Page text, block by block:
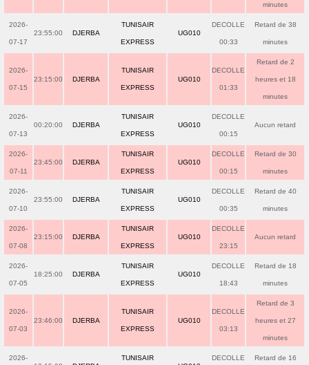
minutes
2026-
07-17
23:55:00 DJERBA
TUNISAIR
EXPRESS
UG010
DECOLLE
00:33
Retard de 38
minutes
2026-
07-15
23:15:00 DJERBA
TUNISAIR
EXPRESS
UG010
DECOLLE
01:33
Retard de 2
heures et 18
minutes
2026-
07-13
00:20:00 DJERBA
TUNISAIR
EXPRESS
UG010
DECOLLE
00:15
Aucun retard
2026-
07-11
23:45:00 DJERBA
TUNISAIR
EXPRESS
UG010
DECOLLE
00:15
Retard de 30
minutes
2026-
07-10
23:55:00 DJERBA
TUNISAIR
EXPRESS
UG010
DECOLLE
00:35
Retard de 40
minutes
2026-
07-08
23:15:00 DJERBA
TUNISAIR
EXPRESS
UG010
DECOLLE
23:15
Aucun retard
2026-
07-05
18:25:00 DJERBA
TUNISAIR
EXPRESS
UG010
DECOLLE
18:43
Retard de 18
minutes
2026-
07-03
23:46:00 DJERBA
TUNISAIR
EXPRESS
UG010
DECOLLE
03:13
Retard de 3
heures et 27
minutes
2026-
TUNISAIR
DECOLLE Retard de 16